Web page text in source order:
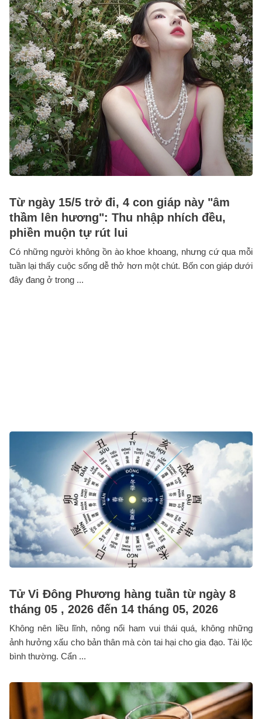
Từ ngày 15/5 trở đi, 4 con giáp này "âm
thầm lên hương": Thu nhập nhích đều,
phiền muộn tự rút lui
Có những người không ồn ào khoe khoang, nhưng cứ qua mỗi
tuần lại thấy cuộc sống dễ thở hơn một chút. Bốn con giáp dưới
đây đang ở trong ...
Tử Vi Đông Phương hàng tuần từ ngày 8
tháng 05 , 2026 đến 14 tháng 05, 2026
Không nên liều lĩnh, nông nổi ham vui thái quá, không những
ảnh hưởng xấu cho bản thân mà còn tai hại cho gia đạo. Tài lộc
bình thường. Cẩn ...